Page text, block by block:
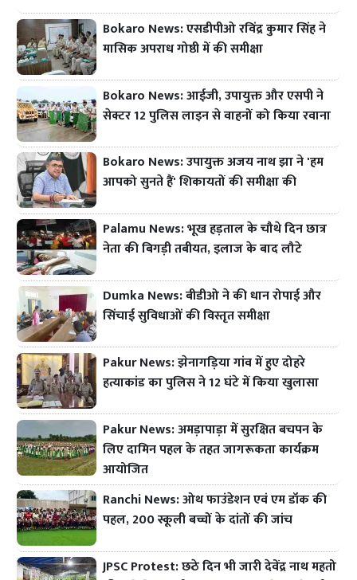
Bokaro News: एसडीपीओ रविंद्र कुमार सिंह ने
मासिक अपराध गोष्ठी में की समीक्षा
Bokaro News: आईजी, उपायुक्त और एसपी ने
सेक्टर 12 पुलिस लाइन से वाहनों को किया रवाना
Bokaro News: उपायुक्त अजय नाथ झा ने 'हम
आपको सुनते हैं' शिकायतों की समीक्षा की
Palamu News: भूख हड़ताल के चौथे दिन छात्र
नेता की बिगड़ी तबीयत, इलाज के बाद लौटे
Dumka News: बीडीओ ने की धान रोपाई और
सिंचाई सुविधाओं की विस्तृत समीक्षा
Pakur News: झेनागड़िया गांव में हुए दोहरे
हत्याकांड का पुलिस ने 12 घंटे में किया खुलासा
Pakur News: अमड़ापाड़ा में सुरक्षित बचपन के
लिए दामिन पहल के तहत जागरूकता कार्यक्रम
आयोजित
Ranchi News: ओथ फाउंडेशन एवं एम डॉक की
पहल, 200 स्कूली बच्चों के दांतों की जांच
JPSC Protest: छठे दिन भी जारी देवेंद्र नाथ महतो